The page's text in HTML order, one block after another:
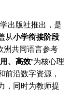
出版社推出，是
从小学衔接阶段
洲共同语言参考
、高效”为核心理
沿数字资源，
，同时为教师提